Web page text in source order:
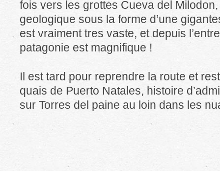
fois vers les grottes Cueva del
geologique sous la forme d’une
est vraiment tres vaste, et depuis
patagonie est magnifique !
Il est tard pour reprendre la route et
quais de Puerto Natales, histoire
sur Torres del paine au loin dans les